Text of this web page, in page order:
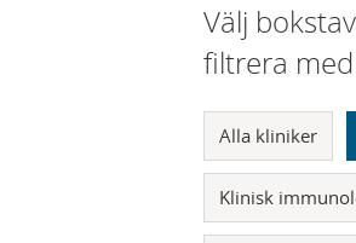
Välj
filtrera
Alla kliniker
Klinisk